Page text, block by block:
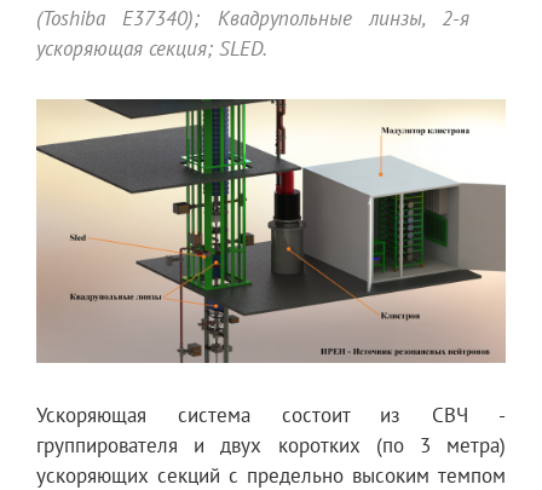
(Toshiba E37340); Квадрупольные линзы, 2-я
ускоряющая секция; SLED.
Ускоряющая система состоит из СВЧ -
группирователя и двух коротких (по 3 метра)
ускоряющих секций с предельно высоким темпом